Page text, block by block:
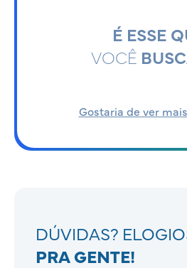
É ESSE
VOCÊ
Gostaria de ver
DÚVIDAS?
PRA GENTE!